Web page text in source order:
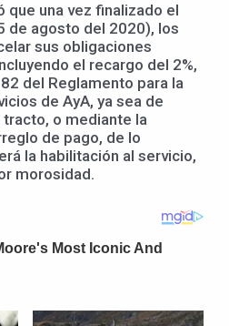
que una vez finalizado el
de agosto del 2020), los
sus obligaciones
el recargo del 2%,
del Reglamento para la
de AyA, ya sea de
o mediante la
de pago, de lo
la habilitación al servicio,
morosidad.